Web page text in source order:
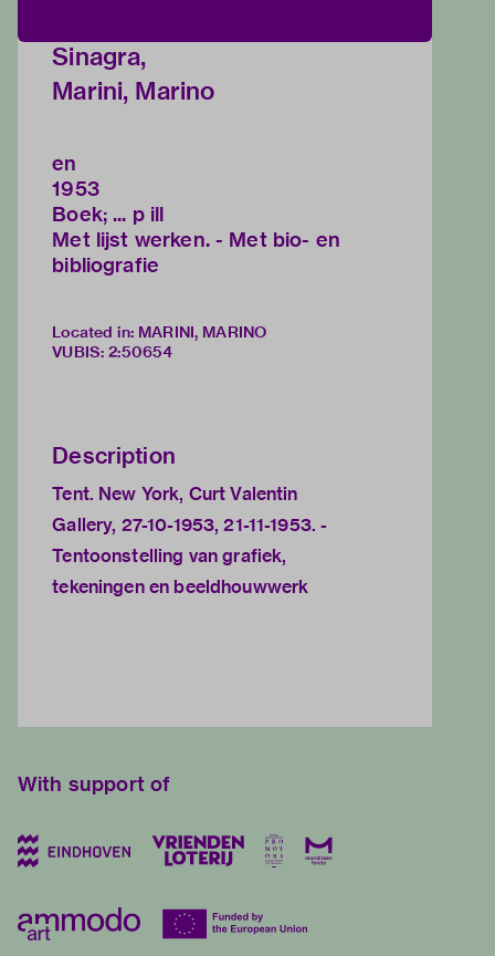
Sinagra,
Marini, Marino
en
1953
Boek; ... p ill
Met lijst werken. - Met bio- en
bibliografie
Located in: MARINI, MARINO
VUBIS: 2:50654
Description
Tent. New York, Curt Valentin
Gallery, 27-10-1953, 21-11-1953. -
Tentoonstelling van grafiek,
tekeningen en beeldhouwwerk
With support of